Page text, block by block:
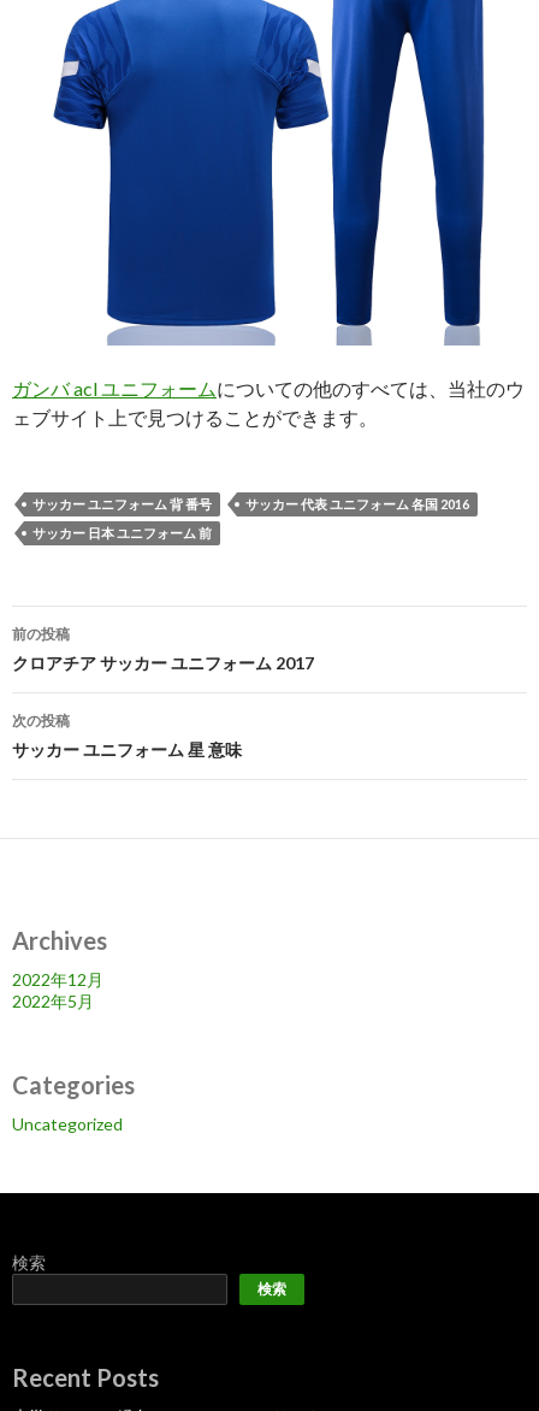
ガンバ acl ユニフォームについての他のすべては、当社のウ
ェブサイト上で見つけることができます。
サッカー ユニフォーム 背 番号
サッカー 代表 ユニフォーム 各国 2016
サッカー 日本 ユニフォーム 前
投
稿
ナ
ビ
ゲ
ー
ン
前の投稿
クロアチア サッカー ユニフォーム 2017
次の投稿
サッカー ユニフォーム 星 意味
Archives
2022年12月
2022年5月
Categories
Uncategorized
検索
検索
Recent Posts